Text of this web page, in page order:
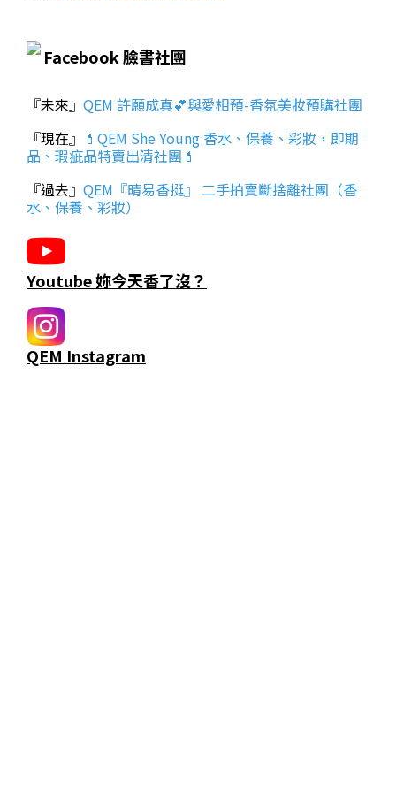
Facebook 臉書社團
『未來』 QEM 許願成真💕與愛相預-香氛美妝預購社團
『現在』 💄QEM She Young 香水、保養、彩妝，即期
品、瑕疵品特賣出清社團💄
『過去』 QEM『晴易香挺』 二手拍賣斷捨離社團（香
水、保養、彩妝）
Youtube 妳今天香了沒？
QEM Instagram